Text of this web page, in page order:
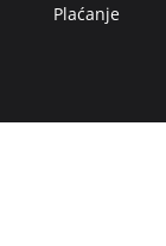
Plaćanje